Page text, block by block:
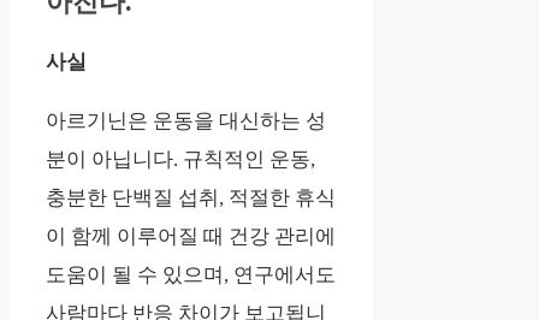
사실
아르기닌은 운동을 대신하는 성
분이 아닙니다. 규칙적인 운동,
충분한 단백질 섭취, 적절한 휴식
이 함께 이루어질 때 건강 관리에
도움이 될 수 있으며, 연구에서도
사람마다 반응 차이가 보고됩니